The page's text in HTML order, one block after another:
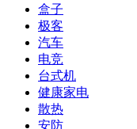
盒子
极客
汽车
电竞
台式机
健康家电
散热
安防